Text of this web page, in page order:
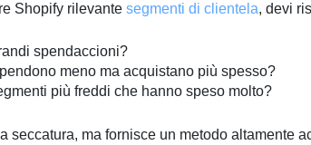
Shopify rilevante segmenti di clientela, devi
spendaccioni?
meno ma acquistano più spesso?
più freddi che hanno speso molto?
seccatura, ma fornisce un metodo altamente